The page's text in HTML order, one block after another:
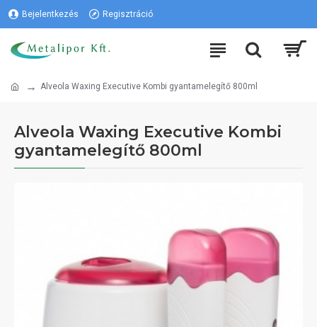
Bejelentkezés Regisztráció
Alveola Waxing Executive Kombi gyantamelegítő 800ml
Alveola Waxing Executive Kombi
gyantamelegítő 800ml